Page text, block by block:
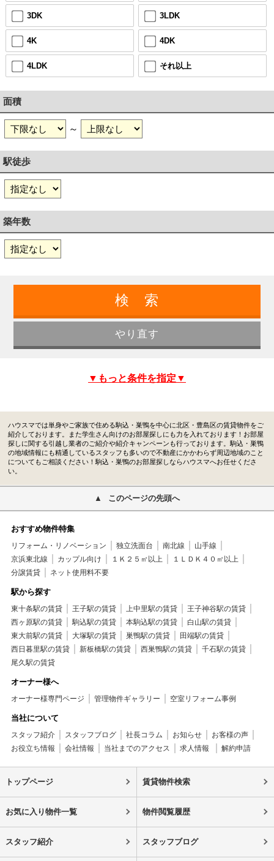
3DK 3LDK
4K 4DK
4LDK それ以上
面積
～
駅徒歩
築年数
▼もっと条件を指定▼
ハウスマでは単身やご家族で住める駒込・巣鴨を中心に北区・豊島区の賃貸物件をご
紹介しております。また学生さん向けのお部屋探しにも力を入れております！お部屋
探しに関する引越し業者のご紹介や紹介キャンペーンも行っております。駒込・巣鴨
の地域情報にも精通しているスタッフも多いので不動産にかかわらず周辺地域のこと
についてもご相談ください！駒込・巣鴨のお部屋探しならハウスマへお任せくださ
い。
このページの先頭へ
おすすめ物件特集
リフォーム・リノベーション 独立洗面台 南北線
山手線
京浜東北線
カップル向け １Ｋ２５㎡以上
１ＬＤＫ４０㎡以上
分譲賃貸
ネット使用料不要
駅から探す
東十条駅の賃貸 王子駅の賃貸 上中里駅の賃貸
王子神谷駅の賃貸
西ヶ原駅の賃貸
駒込駅の賃貸 本駒込駅の賃貸
白山駅の賃貸
東大前駅の賃貸
大塚駅の賃貸 巣鴨駅の賃貸
田端駅の賃貸
西日暮里駅の賃貸
新板橋駅の賃貸 西巣鴨駅の賃貸
千石駅の賃貸
尾久駅の賃貸
オーナー様へ
オーナー様専門ページ 管理物件ギャラリー 空室リフォーム事例
当社について
スタッフ紹介 スタッフブログ 社長コラム お知らせ
お客様の声
お役立ち情報
会社情報 当社までのアクセス 求人情報 解約申請
トップページ 賃貸物件検索
お気に入り物件一覧 物件閲覧履歴
スタッフ紹介 スタッフブログ